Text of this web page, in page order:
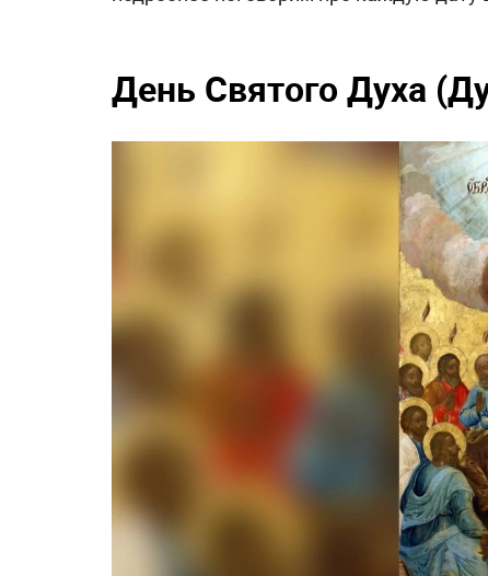
День Святого Духа